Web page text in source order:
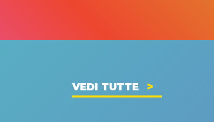
VEDI TUTTE